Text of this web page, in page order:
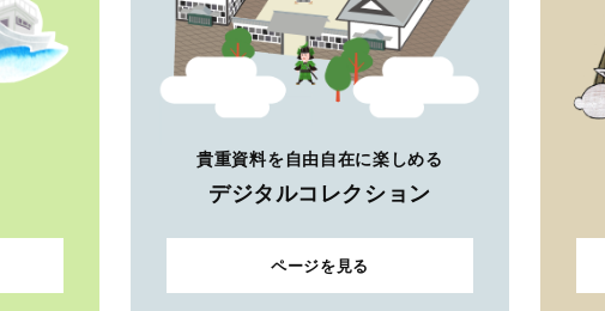
貴重資料を自由自在に楽しめる
デジタルコレクション
ページを見る